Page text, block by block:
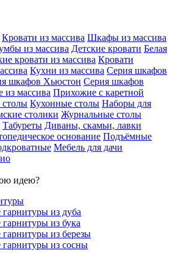
Кровати из массива Шкафы из массива
из массива Детские кровати Белая
кровати из массива Кровати
Кухни из массива Серия шкафов
шкафов Хьюстон Серия шкафов
массива Прихожие с каретной
Кухонные столы Наборы для
столики Журнальные столы
Табуреты Диваны, скамьи, лавки
основание Подъёмные
Мебель для дачи
из дуба
из бука
из березы
из сосны